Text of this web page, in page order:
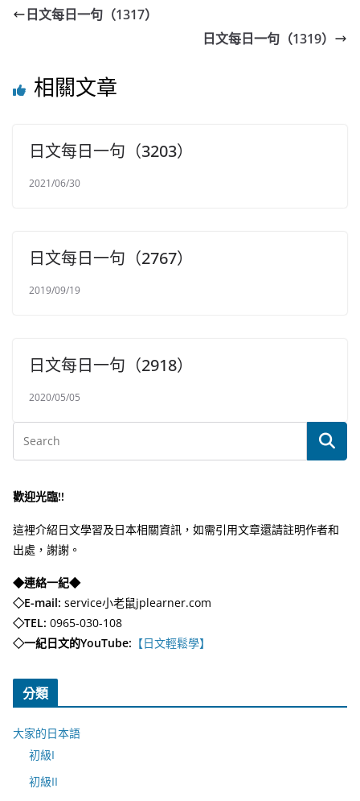
日文每日一句（1317）
日文每日一句（1319）
相關文章
日文每日一句（3203）
2021/06/30
日文每日一句（2767）
2019/09/19
日文每日一句（2918）
2020/05/05
歡迎光臨!!
這裡介紹日文學習及日本相關資訊，如需引用文章還請註明作者和
出處，謝謝。
◆連絡一紀◆
◇E-mail: service小老鼠jplearner.com
◇TEL: 0965-030-108
◇一紀日文的YouTube: 【日文輕鬆學】
分類
大家的日本語
初級I
初級II